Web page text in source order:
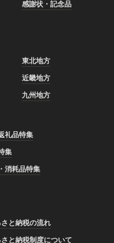
感謝状・記念品
東北地方
近畿地方
九州地方
礼品特集
集
消耗品特集
と納税の流れ
と納税制度について